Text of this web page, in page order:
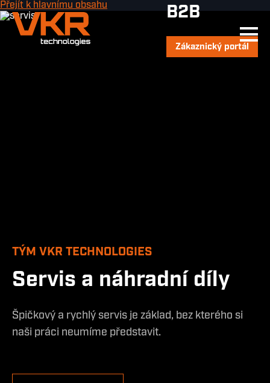
Přejít k hlavnímu obsahu B2B
Zákaznický portál
TÝM VKR TECHNOLOGIES
Servis a náhradní díly
Špičkový a rychlý servis je základ, bez kterého si
naši práci neumíme představit.